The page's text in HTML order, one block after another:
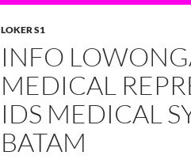
LOKER S1
INFO
MEDICAL
IDS MEDICAL
BATAM